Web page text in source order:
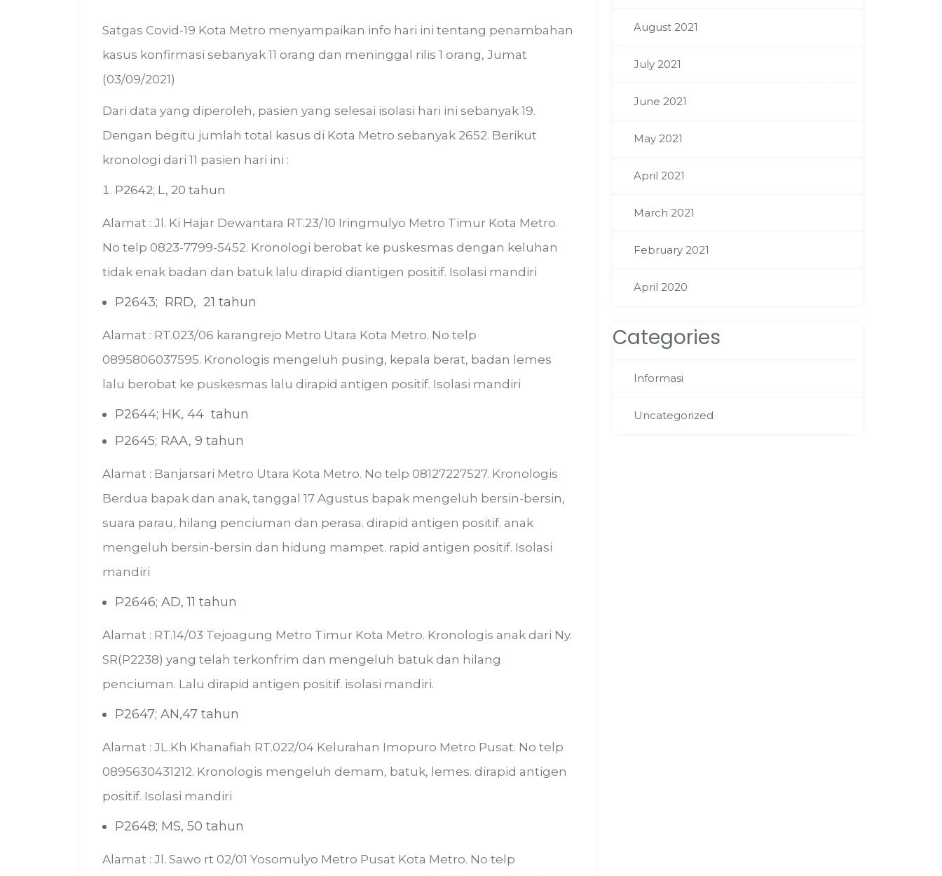
Satgas Covid-19 Kota Metro menyampaikan info hari ini tentang penambahan
kasus konfirmasi sebanyak 11 orang dan meninggal rilis 1 orang, Jumat
(03/09/2021)
Dari data yang diperoleh, pasien yang selesai isolasi hari ini sebanyak 19.
Dengan begitu jumlah total kasus di Kota Metro sebanyak 2652. Berikut
kronologi dari 11 pasien hari ini :
P2642; L, 20 tahun
Alamat : Jl. Ki Hajar Dewantara RT.23/10 Iringmulyo Metro Timur Kota Metro.
No telp 0823-7799-5452. Kronologi berobat ke puskesmas dengan keluhan
tidak enak badan dan batuk lalu dirapid diantigen positif. Isolasi mandiri
P2643; RRD, 21 tahun
Alamat : RT.023/06 karangrejo Metro Utara Kota Metro. No telp
0895806037595. Kronologis mengeluh pusing, kepala berat, badan lemes
lalu berobat ke puskesmas lalu dirapid antigen positif. Isolasi mandiri
P2644; HK, 44 tahun
P2645; RAA, 9 tahun
Alamat : Banjarsari Metro Utara Kota Metro. No telp 08127227527. Kronologis
Berdua bapak dan anak, tanggal 17 Agustus bapak mengeluh bersin-bersin,
suara parau, hilang penciuman dan perasa. dirapid antigen positif. anak
mengeluh bersin-bersin dan hidung mampet. rapid antigen positif. Isolasi
mandiri
P2646; AD, 11 tahun
Alamat : RT.14/03 Tejoagung Metro Timur Kota Metro. Kronologis anak dari Ny.
SR(P2238) yang telah terkonfrim dan mengeluh batuk dan hilang
penciuman. Lalu dirapid antigen positif. isolasi mandiri.
P2647; AN,47 tahun
Alamat : JL.Kh Khanafiah RT.022/04 Kelurahan Imopuro Metro Pusat. No telp
0895630431212. Kronologis mengeluh demam, batuk, lemes. dirapid antigen
positif. Isolasi mandiri
P2648; MS, 50 tahun
Alamat : Jl. Sawo rt 02/01 Yosomulyo Metro Pusat Kota Metro. No telp
August 2021
July 2021
June 2021
May 2021
April 2021
March 2021
February 2021
April 2020
Categories
Informasi
Uncategorized